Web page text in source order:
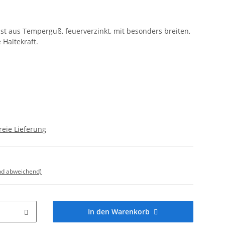
aus Temperguß, feuerverzinkt, mit besonders breiten,
Haltekraft.
Lieferung
abweichend)
In den Warenkorb